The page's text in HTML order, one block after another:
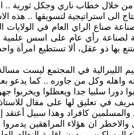
من خلال خطاب ناري وجكل ثورية ..
الى استراتيجية لتسويقها .. هذه
صناع الراي العام في
لصناعة رأي عام على اسس
بها ذو عقل، ألا تستطيع امرأة
الليبرالية في المجتمع ليست
واهله وكل من جاوره .. كما يدعو
دورا سلبيا جدا ويعطلوا ويخربوا
في تعليق لها على مقال
والمسلمين كافراد وهذا سبيل
ان هؤلاء المراهقين